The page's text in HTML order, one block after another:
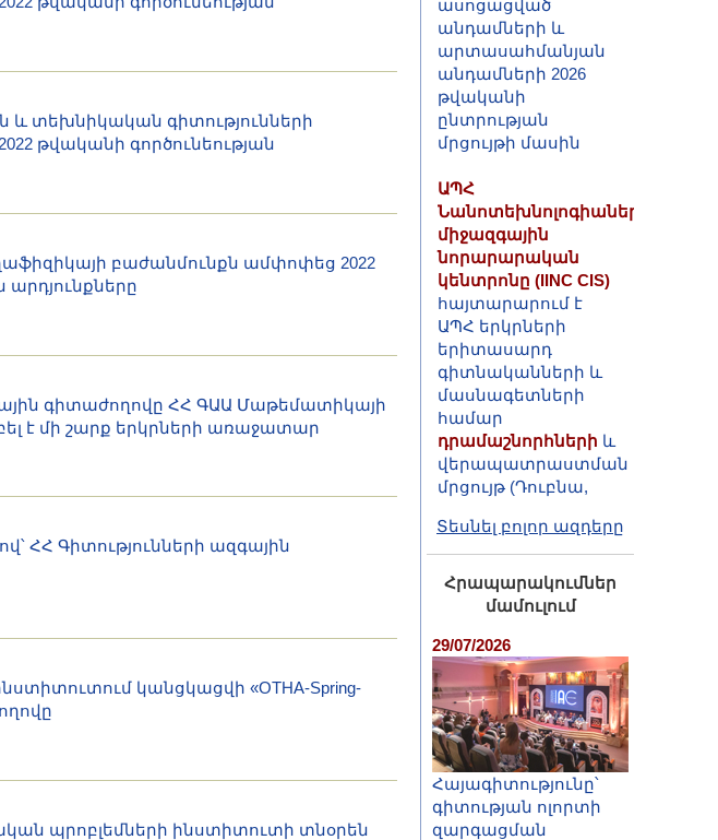
տեխնիկական գիտությունների
թվականի գործունեության
բաժանմունքն ամփոփեց 2022
արդյունքները
գիտաժողովը ՀՀ ԳԱԱ Մաթեմատիկայի
է մի շարք երկրների առաջատար
ՀՀ Գիտությունների ազգային
կանցկացվի «OTHA-Spring-
պրոբլեմների ինստիտուտի տնօրեն
արտասահմանյան
անդամների 2026
թվականի
ընտրության
մրցույթի մասին
ԱՊՀ
միջազգային
նորարարական
կենտրոնը (IINC CIS)
հայտարարում է
ԱՊՀ երկրների
երիտասարդ
գիտնականների և
մասնագետների
համար
դրամաշնորհների
վերապատրաստման
մրցույթ (Դուբնա,
2026)
Տեսնել բոլոր ազդերը
Հրապարակումներ
մամուլում
29/07/2026
Հայագիտությունը՝
գիտության ոլորտի
զարգացման